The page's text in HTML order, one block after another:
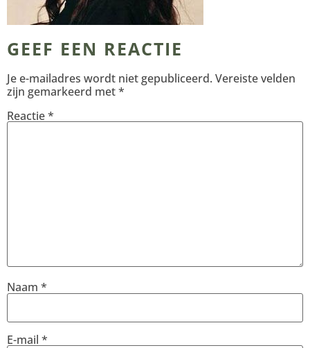
GEEF EEN REACTIE
Je e-mailadres wordt niet gepubliceerd. Vereiste velden
zijn gemarkeerd met*
Reactie*
Naam *
E-mail *